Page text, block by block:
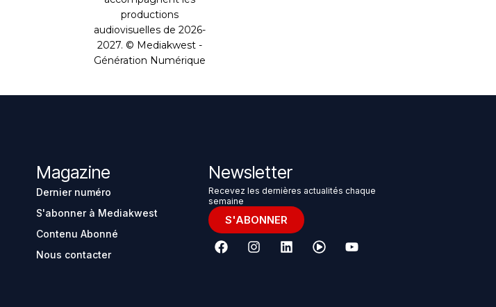
Magazine
Dernier numéro
S'abonner à Mediakwest
Contenu Abonné
Nous contacter
Newsletter
Recevez les dernières actualités chaque
semaine
S'ABONNER